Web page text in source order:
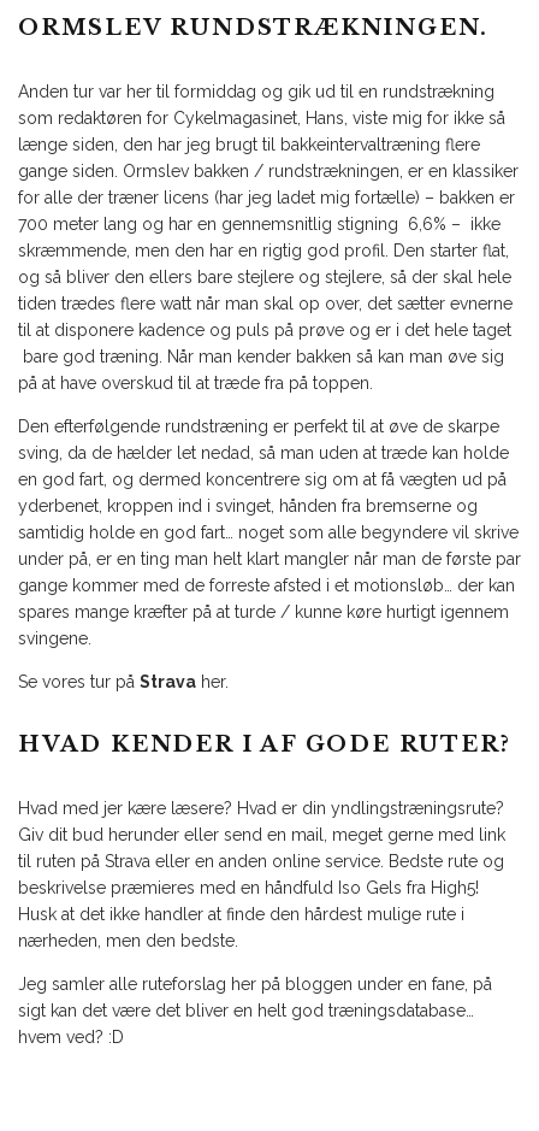
ORMSLEV RUNDSTRÆKNINGEN.
Anden tur var her til formiddag og gik ud til en rundstrækning
som redaktøren for Cykelmagasinet, Hans, viste mig for ikke så
længe siden, den har jeg brugt til bakkeintervaltræning flere
gange siden. Ormslev bakken / rundstrækningen, er en klassiker
for alle der træner licens (har jeg ladet mig fortælle) – bakken er
700 meter lang og har en gennemsnitlig stigning 6,6% – ikke
skræmmende, men den har en rigtig god profil. Den starter flat,
og så bliver den ellers bare stejlere og stejlere, så der skal hele
tiden trædes flere watt når man skal op over, det sætter evnerne
til at disponere kadence og puls på prøve og er i det hele taget
bare god træning. Når man kender bakken så kan man øve sig
på at have overskud til at træde fra på toppen.
Den efterfølgende rundstræning er perfekt til at øve de skarpe
sving, da de hælder let nedad, så man uden at træde kan holde
en god fart, og dermed koncentrere sig om at få vægten ud på
yderbenet, kroppen ind i svinget, hånden fra bremserne og
samtidig holde en god fart… noget som alle begyndere vil skrive
under på, er en ting man helt klart mangler når man de første par
gange kommer med de forreste afsted i et motionsløb… der kan
spares mange kræfter på at turde / kunne køre hurtigt igennem
svingene.
Se vores tur på Strava her.
HVAD KENDER I AF GODE RUTER?
Hvad med jer kære læsere? Hvad er din yndlingstræningsrute?
Giv dit bud herunder eller send en mail, meget gerne med link
til ruten på Strava eller en anden online service. Bedste rute og
beskrivelse præmieres med en håndfuld Iso Gels fra High5!
Husk at det ikke handler at finde den hårdest mulige rute i
nærheden, men den bedste.
Jeg samler alle ruteforslag her på bloggen under en fane, på
sigt kan det være det bliver en helt god træningsdatabase…
hvem ved? :D